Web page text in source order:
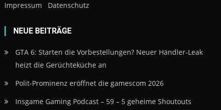
Impressum Datenschutz
NEUE BEITRÄGE
GTA 6: Starten die Vorbestellungen? Neuer Händler-Leak
heizt die Gerüchteküche an
Polit-Prominenz eröffnet die gamescom 2026
Insgame Gaming Podcast – 59 – 5 geheime Shoutouts